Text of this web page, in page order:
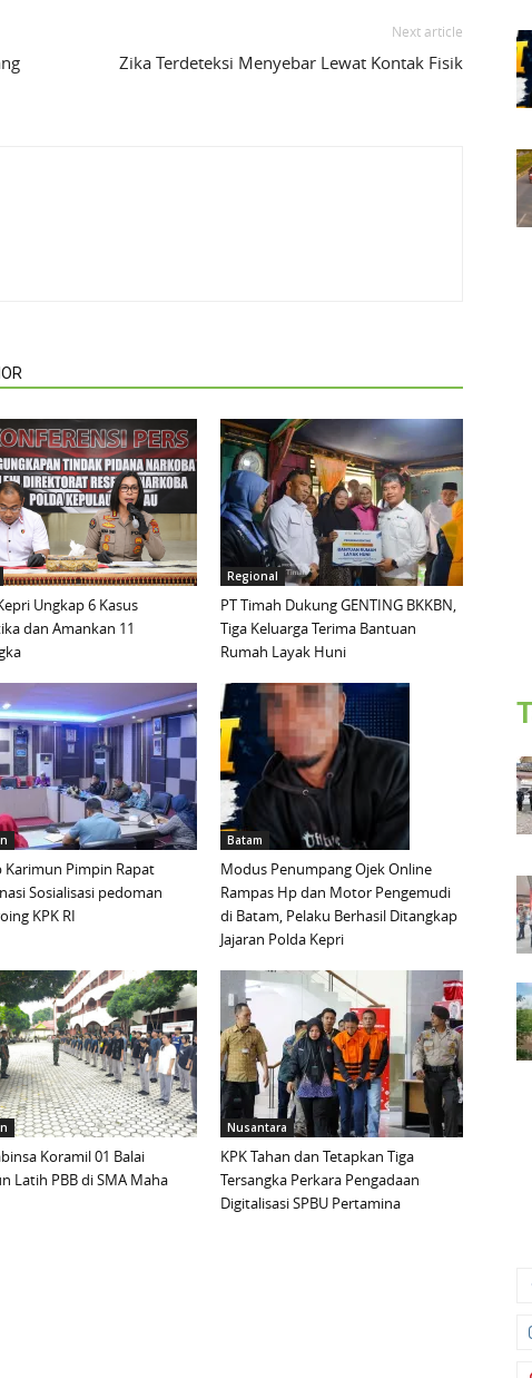
Next article
Zika Terdeteksi Menyebar Lewat Kontak Fisik
Ungkap 6 Kasus
dan Amankan 11
Regional
PT Timah Dukung GENTING BKKBN,
Tiga Keluarga Terima Bantuan
Rumah Layak Huni
Karimun Pimpin Rapat
Sosialisasi pedoman
KPK RI
Batam
Modus Penumpang Ojek Online
Rampas Hp dan Motor Pengemudi
di Batam, Pelaku Berhasil Ditangkap
Jajaran Polda Kepri
Koramil 01 Balai
Latih PBB di SMA Maha
Nusantara
KPK Tahan dan Tetapkan Tiga
Tersangka Perkara Pengadaan
Digitalisasi SPBU Pertamina